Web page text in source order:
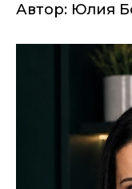
Автор: Юлия